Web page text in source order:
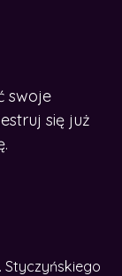
swoje
się już
Styczyńskiego